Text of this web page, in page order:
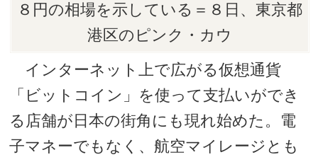
８円の相場を示している＝８日、東京都
港区のピンク・カウ
インターネット上で広がる仮想通貨
「ビットコイン」を使って支払いができ
る店舗が日本の街角にも現れ始めた。電
子マネーでもなく、航空マイレージとも